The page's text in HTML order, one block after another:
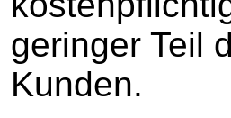
geringer Teil
Kunden.